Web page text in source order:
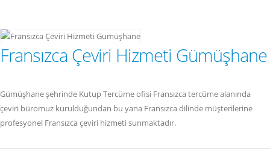
Fransızca Çeviri Hizmeti Gümüşhane
Gümüşhane şehrinde Kutup Tercüme ofisi Fransızca tercüme alanında
çeviri büromuz kurulduğundan bu yana Fransızca dilinde müşterilerine
profesyonel Fransızca çeviri hizmeti sunmaktadır.